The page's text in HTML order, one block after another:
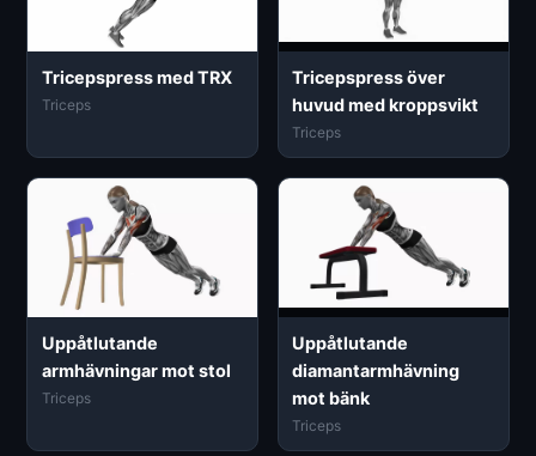
Tricepspress med TRX
Triceps
Tricepspress över
huvud med kroppsvikt
Triceps
Uppåtlutande
armhävningar mot stol
Triceps
Uppåtlutande
diamantarmhävning
mot bänk
Triceps